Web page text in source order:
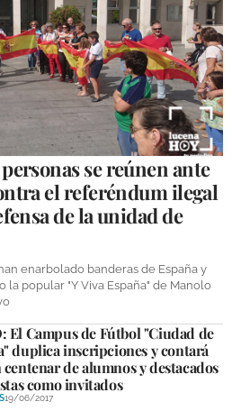
se reúnen ante
el referéndum ilegal
de la unidad de
enarbolado banderas de España y
la popular "Y Viva España" de Manolo
El Campus de Fútbol "Ciudad de
duplica inscripciones y contará
de alumnos y destacados
como invitados
19/06/2017